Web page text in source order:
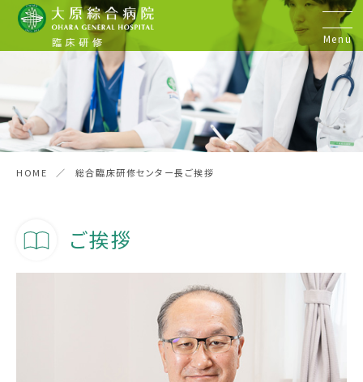
Menu
HOME 総合臨床研修センター長ご挨拶
ご挨拶
初期臨床研修
研修医の声
後期臨床研修
歯科臨床研修
お問い合わせ